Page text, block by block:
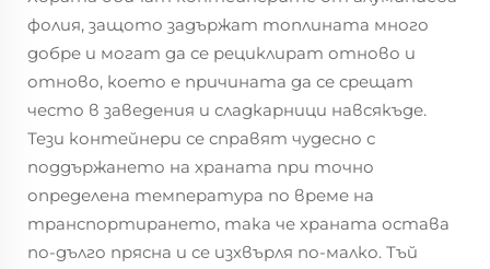
фолия, защото задържат топлината много
добре и могат да се рециклират отново и
отново, което е причината да се срещат
често в заведения и сладкарници навсякъде.
Тези контейнери се справят чудесно с
поддържането на храната при точно
определена температура по време на
транспортирането, така че храната остава
по-дълго прясна и се изхвърля по-малко. Тъй